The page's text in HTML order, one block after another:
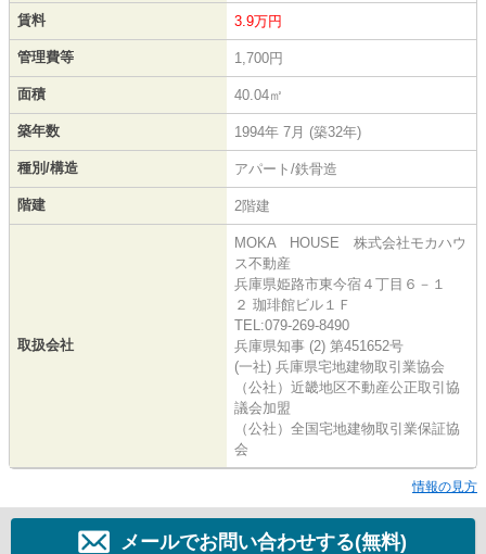
賃料 3.9万円
管理費等 1,700円
面積 40.04㎡
築年数 1994年 7月 (築32年)
種別/構造 アパート/鉄骨造
階建 2階建
取扱会社
MOKA HOUSE 株式会社モカハウ
ス不動産
兵庫県姫路市東今宿４丁目６－１
２ 珈琲館ビル１Ｆ
TEL:079-269-8490
兵庫県知事 (2) 第451652号
(一社) 兵庫県宅地建物取引業協会
（公社）近畿地区不動産公正取引協
議会加盟
（公社）全国宅地建物取引業保証協
会
情報の見方
メールでお問い合わせする(無料)